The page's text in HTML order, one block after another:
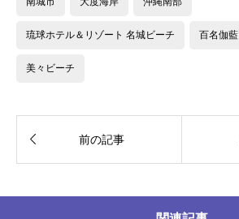
琉球ホテル＆リゾート 名城ビーチ 百名伽藍
美々ビーチ
 前の記事